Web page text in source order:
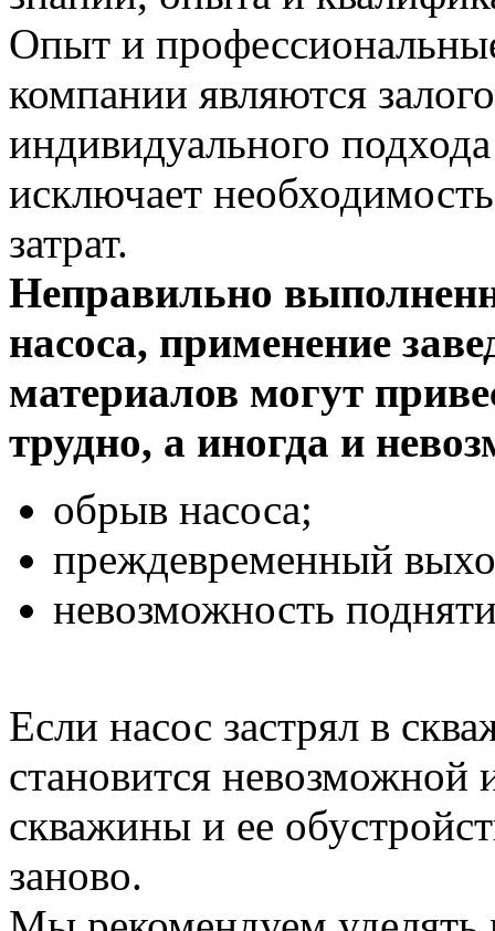
Опыт и
компании являются
индивидуального
исключает
затрат.
Неправильно
насоса, применение
материалов могут
трудно, а иногда и
обрыв насоса;
преждевременный
невозможность
Если насос застрял в
становится
скважины и ее
заново.